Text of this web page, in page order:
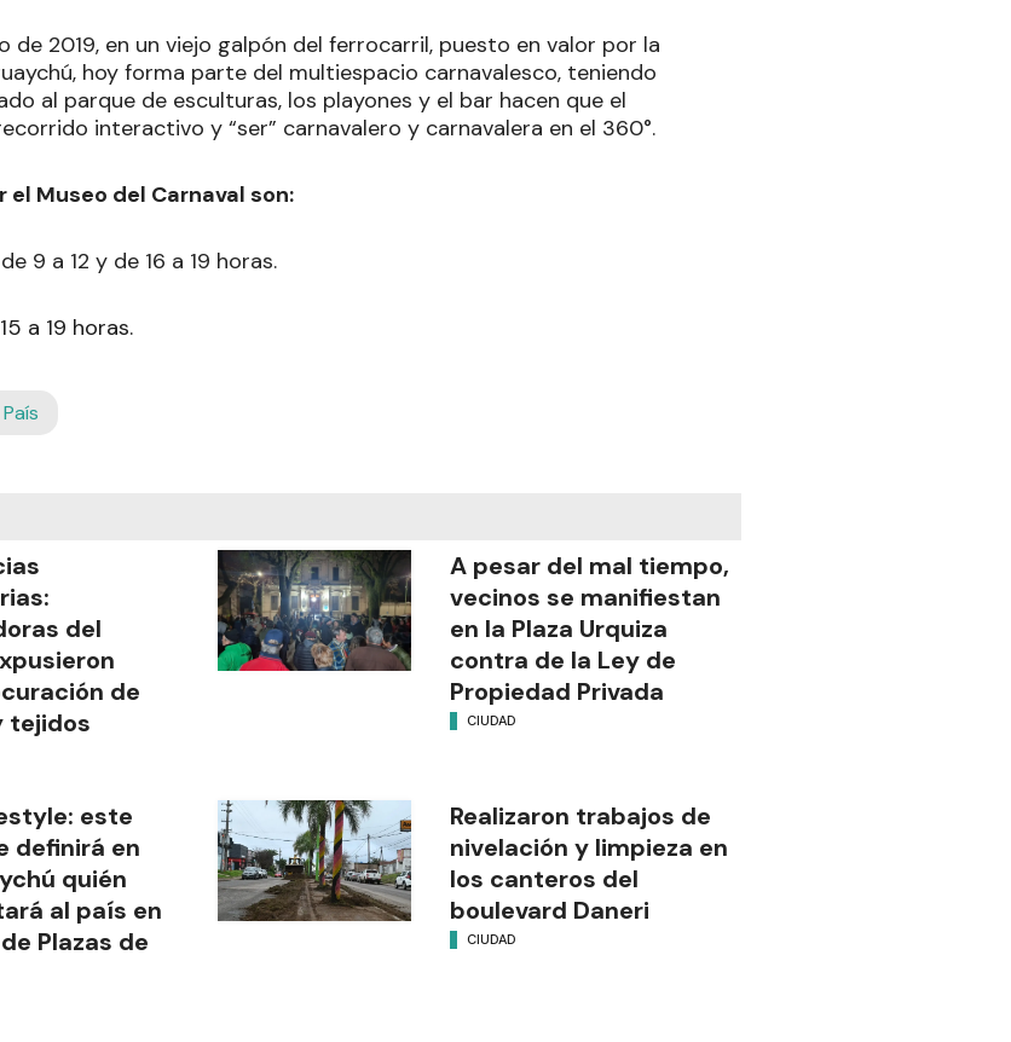
de 2019, en un viejo galpón del ferrocarril, puesto en valor por la
hoy forma parte del multiespacio carnavalesco, teniendo
al parque de esculturas, los playones y el bar hacen que el
interactivo y “ser” carnavalero y carnavalera en el 360°.
el Museo del Carnaval son:
9 a 12 y de 16 a 19 horas.
a 19 horas.
del
de
tejidos
A pesar del mal tiempo,
vecinos se manifiestan
en la Plaza Urquiza
contra de la Ley de
Propiedad Privada
CIUDAD
este
definirá en
quién
al país en
Plazas de
Realizaron trabajos de
nivelación y limpieza en
los canteros del
boulevard Daneri
CIUDAD